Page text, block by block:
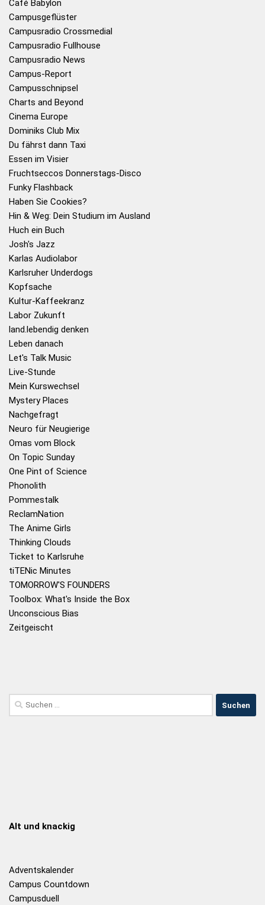
Café Babylon
Campusgeflüster
Campusradio Crossmedial
Campusradio Fullhouse
Campusradio News
Campus-Report
Campusschnipsel
Charts and Beyond
Cinema Europe
Dominiks Club Mix
Du fährst dann Taxi
Essen im Visier
Fruchtseccos Donnerstags-Disco
Funky Flashback
Haben Sie Cookies?
Hin & Weg: Dein Studium im Ausland
Huch ein Buch
Josh's Jazz
Karlas Audiolabor
Karlsruher Underdogs
Kopfsache
Kultur-Kaffeekranz
Labor Zukunft
land.lebendig denken
Leben danach
Let's Talk Music
Live-Stunde
Mein Kurswechsel
Mystery Places
Nachgefragt
Neuro für Neugierige
Omas vom Block
On Topic Sunday
One Pint of Science
Phonolith
Pommestalk
ReclamNation
The Anime Girls
Thinking Clouds
Ticket to Karlsruhe
tiTENic Minutes
TOMORROW'S FOUNDERS
Toolbox: What's Inside the Box
Unconscious Bias
Zeitgeischt
Alt und knackig
Adventskalender
Campus Countdown
Campusduell